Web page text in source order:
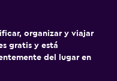
organizar y viajar
gratis y está
del lugar en